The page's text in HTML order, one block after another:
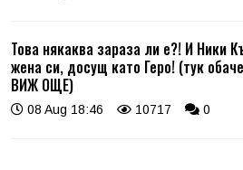
Това някаква зараза ли е?! И Ники
жена си, досущ като Геро! (тук
ВИЖ ОЩЕ)
08 Aug 18:46 10717 0